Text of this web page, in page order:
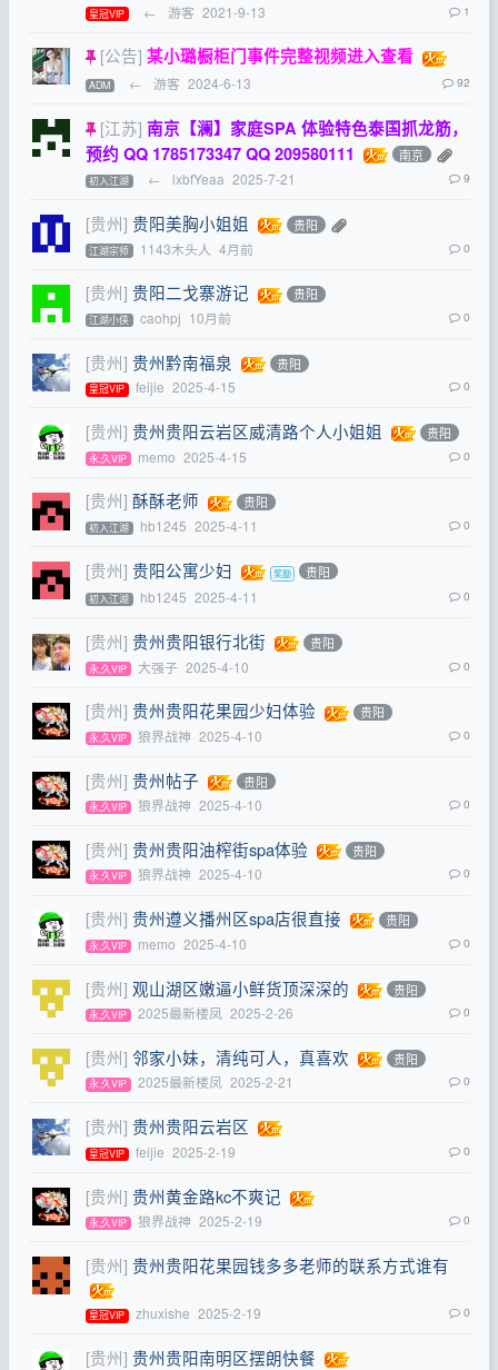
皇冠VIP ← 游客 2021-9-13 1
[公告] 某小璐橱柜门事件完整视频进入查看
ADM ← 游客 2024-6-13 92
[江苏] 南京【澜】家庭SPA 体验特色泰国抓龙筋，
预约 QQ 1785173347 QQ 209580111
南京
初入江湖 ← lxbfYeaa 2025-7-21 9
[贵州] 贵阳美胸小姐姐 贵阳
江湖宗师 1143木头人 4月前 0
[贵州] 贵阳二戈寨游记 贵阳
江湖小侠 caohpj 10月前 0
[贵州] 贵州黔南福泉 贵阳
皇冠VIP feijie 2025-4-15 0
[贵州] 贵州贵阳云岩区威清路个人小姐姐 贵阳
永,久VIP memo 2025-4-15 0
[贵州] 酥酥老师 贵阳
初入江湖 hb1245 2025-4-11 0
[贵州] 贵阳公寓少妇 贵阳
初入江湖 hb1245 2025-4-11 0
[贵州] 贵州贵阳银行北街 贵阳
永,久VIP 大强子 2025-4-10 0
[贵州] 贵州贵阳花果园少妇体验 贵阳
永,久VIP 狼界战神 2025-4-10 0
[贵州] 贵州帖子 贵阳
永,久VIP 狼界战神 2025-4-10 0
[贵州] 贵州贵阳油榨街spa体验 贵阳
永,久VIP 狼界战神 2025-4-10 0
[贵州] 贵州遵义播州区spa店很直接 贵阳
永,久VIP memo 2025-4-10 0
[贵州] 观山湖区嫩逼小鲜货顶深深的 贵阳
永,久VIP 2025最新楼凤 2025-2-26 0
[贵州] 邻家小妹，清纯可人，真喜欢 贵阳
永,久VIP 2025最新楼凤 2025-2-21 0
[贵州] 贵州贵阳云岩区
皇冠VIP feijie 2025-2-19 0
[贵州] 贵州黄金路kc不爽记
永,久VIP 狼界战神 2025-2-19 0
[贵州] 贵州贵阳花果园钱多多老师的联系方式谁有
皇冠VIP zhuxishe 2025-2-19 0
[贵州] 贵州贵阳南明区摆朗快餐